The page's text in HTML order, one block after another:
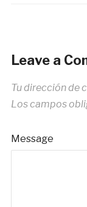
Leave a
Tu dirección de
Los campos
Message